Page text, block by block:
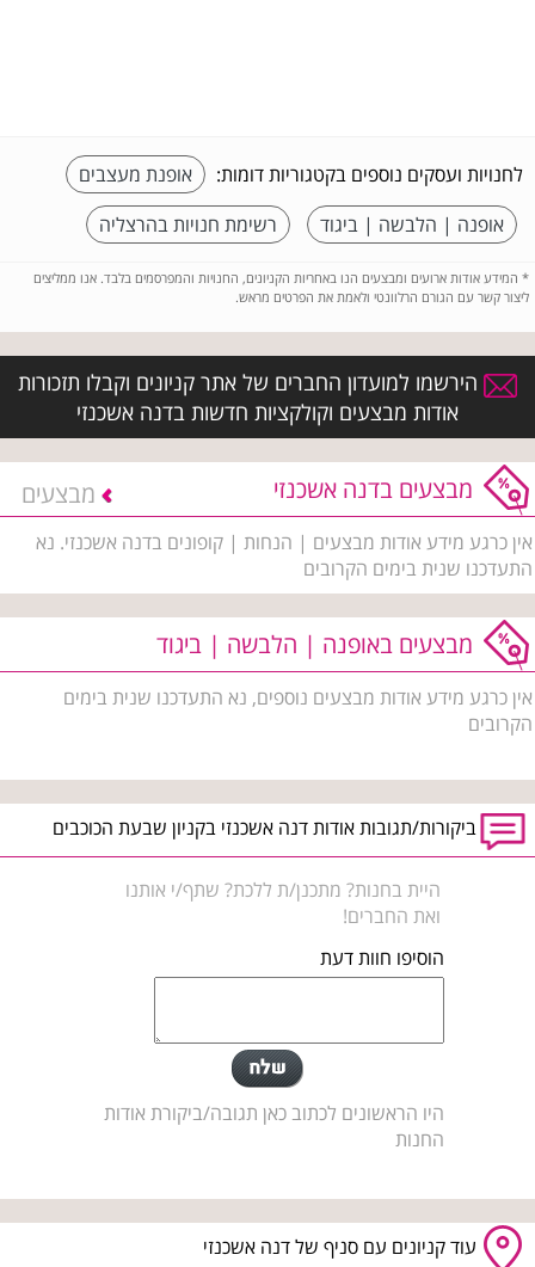
לחנויות ועסקים נוספים בקטגוריות דומות:
אופנת מעצבים
אופנה | הלבשה | ביגוד
רשימת חנויות בהרצליה
* המידע אודות ארועים ומבצעים הנו באחריות הקניונים, החנויות והמפרסמים בלבד. אנו ממליצים
ליצור קשר עם הגורם הרלוונטי ולאמת את הפרטים מראש.
הירשמו למועדון החברים של אתר קניונים וקבלו תזכורות
אודות מבצעים וקולקציות חדשות בדנה אשכנזי
מבצעים בדנה אשכנזי מבצעים
אין כרגע מידע אודות מבצעים | הנחות | קופונים בדנה אשכנזי. נא
התעדכנו שנית בימים הקרובים
מבצעים באופנה | הלבשה | ביגוד
אין כרגע מידע אודות מבצעים נוספים, נא התעדכנו שנית בימים
הקרובים
ביקורות/תגובות אודות דנה אשכנזי בקניון שבעת הכוכבים
היית בחנות? מתכנן/ת ללכת? שתף/י אותנו
ואת החברים!
הוסיפו חוות דעת
היו הראשונים לכתוב כאן תגובה/ביקורת אודות
החנות
עוד קניונים עם סניף של דנה אשכנזי